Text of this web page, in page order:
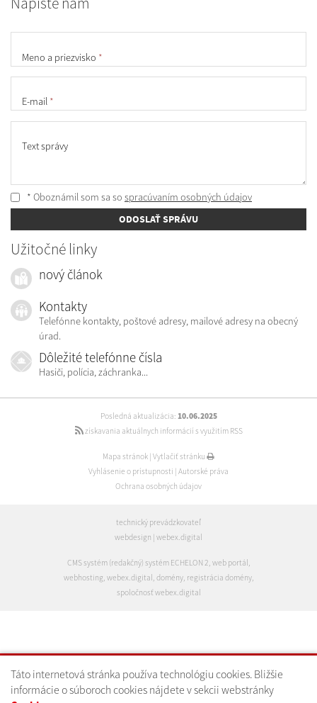
Táto internetová stránka používa technológiu cookies. Bližšie
informácie o súboroch cookies nájdete v sekcii webstránky
Meno a priezvisko *
E-mail *
Text správy
* Oboznámil som sa so spracúvaním osobných údajov
ODOSLAŤ SPRÁVU
Užitočné linky
nový článok
Kontakty
Telefónne kontakty, poštové adresy, mailové adresy na obecný
úrad.
Dôležité telefónne čísla
Hasiči, polícia, záchranka...
Posledná aktualizácia: 10.06.2025
získavania aktuálnych informácií s využitím RSS
Mapa stránok | Vytlačiť stránku
Vyhlásenie o prístupnosti | Autorské práva
Ochrana osobných údajov
technický prevádzkovateľ
webdesign | webex.digital
CMS systém (redakčný) systém ECHELON 2 web portál
webhosting webex.digital domény, registrácia domény,
spoločnosť webex.digital